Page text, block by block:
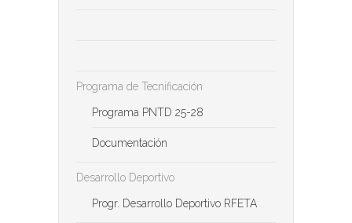
Programa de Tecnificación
Programa PNTD 25-28
Documentación
Desarrollo Deportivo
Progr. Desarrollo Deportivo RFETA